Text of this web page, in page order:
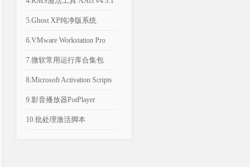
汉化便携版
5.Ghost XP纯净版系统
2020.06 经典稳定版
6.VMware Workstation Pro
26H1 v26.0.1810 附永久激活
密钥
7.微软常用运行库合集包
v2026.06.07 可自选更新
8.Microsoft Activation Scripts
AIO v3.12 KMS激活脚本
9.影音播放器PotPlayer
v1.7.23021.0 去广告版
10.批处理激活脚本